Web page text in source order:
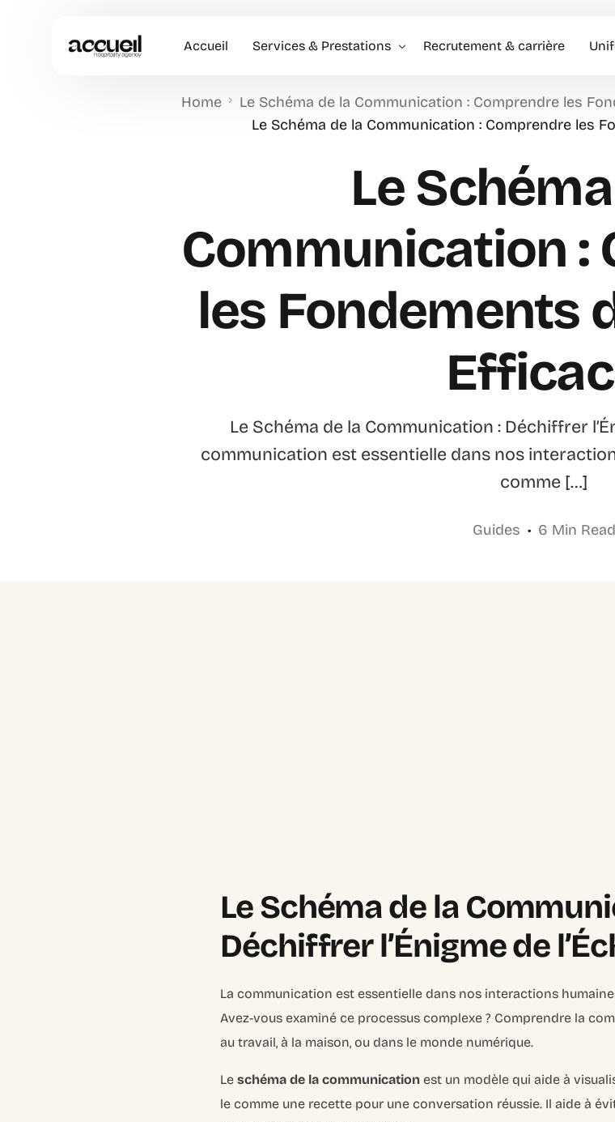
Accueil Services & Prestations
Hôtesses d’accueil événementiel & Hôtes
Animation Commerciale
Recrutement & carrière
Home Le Schéma de la Communication : Comprendre les
Le Schéma de la Communication : Comprendre les
Le
Communication :
les Fondements
Le Schéma de la Communication : Déchiffrer
communication est essentielle dans nos
comme […]
Guides 6 Min Read
Le Schéma de la
Déchiffrer l’Énigme de
La communication est essentielle dans nos interactions
Avez-vous examiné ce processus complexe ? Comprendre la
au travail, à la maison, ou dans le monde numérique.
Le schéma de la communication est un modèle qui aide à
le comme une recette pour une conversation réussie. Il aide à